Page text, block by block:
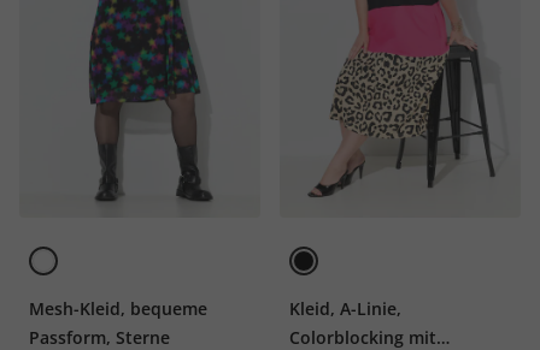
Mesh-Kleid, bequeme
Passform, Sterne
Kleid, A-Linie,
Colorblocking mit